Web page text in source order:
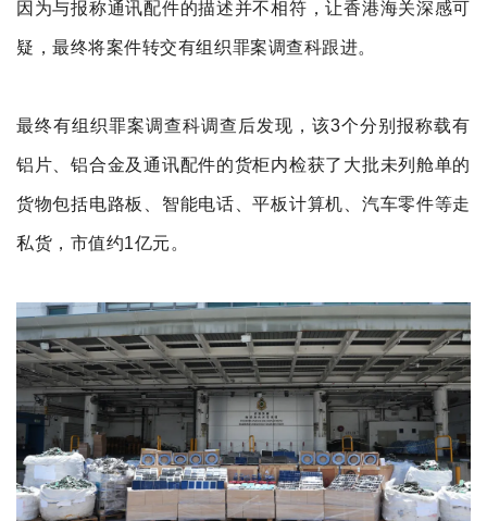
因为与报称通讯配件的描述并不相符，让香港海关深感可
疑，最终将案件转交有组织罪案调查科跟进。
最终有组织罪案调查科调查后发现，该3个分别报称载有
铝片、铝合金及通讯配件的货柜内检获了大批未列舱单的
货物包括电路板、智能电话、平板计算机、汽车零件等走
私货，市值约1亿元。